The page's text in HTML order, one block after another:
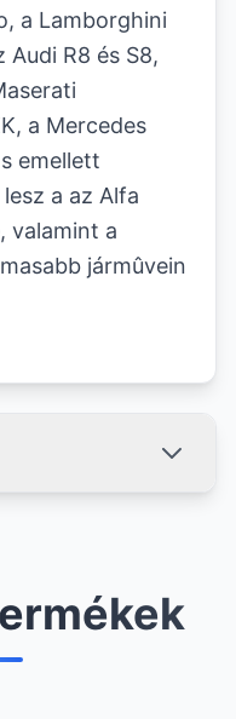
a Lamborghini
Audi R8 és S8,
a Mercedes
emellett
a az Alfa
valamint a
jármûvein